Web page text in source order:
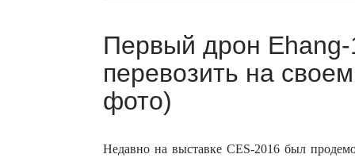
Первый дрон
перевозить на
фото)
Недавно на выставке CES-2016 был